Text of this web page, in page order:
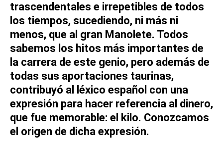
trascendentales e irrepetibles de todos
los tiempos, sucediendo, ni más ni
menos, que al gran Manolete. Todos
sabemos los hitos más importantes de
la carrera de este genio, pero además de
todas sus aportaciones taurinas,
contribuyó al léxico español con una
expresión para hacer referencia al dinero,
que fue memorable: el kilo. Conozcamos
el origen de dicha expresión.